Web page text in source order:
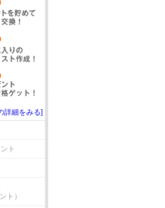
詳細をみる]
ト
ト）